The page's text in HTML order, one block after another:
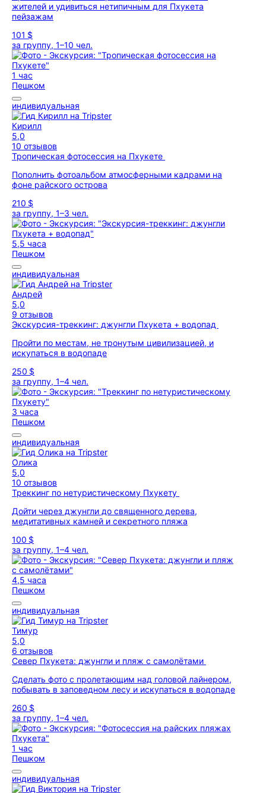
жителей и удивиться нетипичным для Пхукета
пейзажам
101 $
за группу, 1–10 чел.
1 час
Пешком
индивидуальная
Кирилл
5,0
10 отзывов
Тропическая фотосессия на Пхукете
Пополнить фотоальбом атмосферными кадрами на
фоне райского острова
210 $
за группу, 1–3 чел.
5,5 часа
Пешком
индивидуальная
Андрей
5,0
9 отзывов
Экскурсия-треккинг: джунгли Пхукета + водопад
Пройти по местам, не тронутым цивилизацией, и
искупаться в водопаде
250 $
за группу, 1–4 чел.
3 часа
Пешком
индивидуальная
Олика
5,0
10 отзывов
Треккинг по нетуристическому Пхукету
Дойти через джунгли до священного дерева,
медитативных камней и секретного пляжа
100 $
за группу, 1–4 чел.
4,5 часа
Пешком
индивидуальная
Тимур
5,0
6 отзывов
Север Пхукета: джунгли и пляж с самолётами
Сделать фото с пролетающим над головой лайнером,
побывать в заповедном лесу и искупаться в водопаде
260 $
за группу, 1–4 чел.
1 час
Пешком
индивидуальная